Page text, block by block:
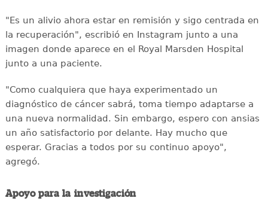
"Es un alivio ahora estar en remisión y sigo centrada en
la recuperación", escribió en Instagram junto a una
imagen donde aparece en el Royal Marsden Hospital
junto a una paciente.
"Como cualquiera que haya experimentado un
diagnóstico de cáncer sabrá, toma tiempo adaptarse a
una nueva normalidad. Sin embargo, espero con ansias
un año satisfactorio por delante. Hay mucho que
esperar. Gracias a todos por su continuo apoyo",
agregó.
Apoyo para la investigación